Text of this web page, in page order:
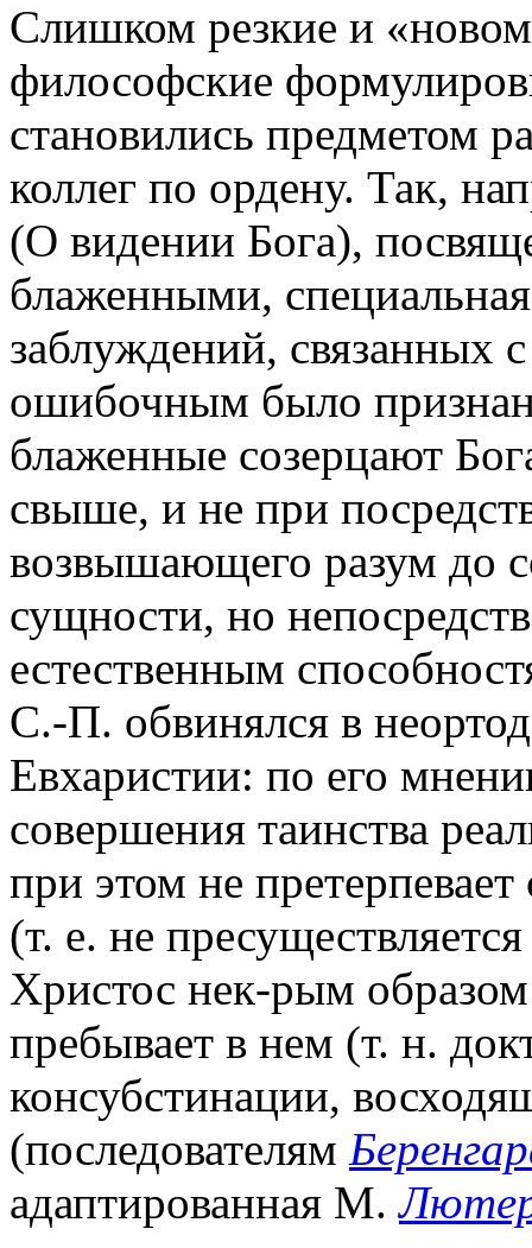
Слишком резкие и
философские
становились предметом
коллег по ордену. Так,
(О видении Бога),
блаженными,
заблуждений, связанных
ошибочным было
блаженные созерцают
свыше, и не при
возвышающего разум до
сущности, но
естественным
С.-П. обвинялся в
Евхаристии: по его
совершения таинства
при этом не
(т. е. не
Христос нек-рым
пребывает в нем (т. н.
консубстинации,
(последователям
адаптированная М.